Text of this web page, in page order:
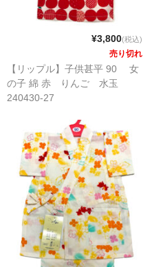
¥3,800(税込)
売り切れ
【リップル】子供甚平 90 女
の子 綿 赤 りんご 水玉
240430-27